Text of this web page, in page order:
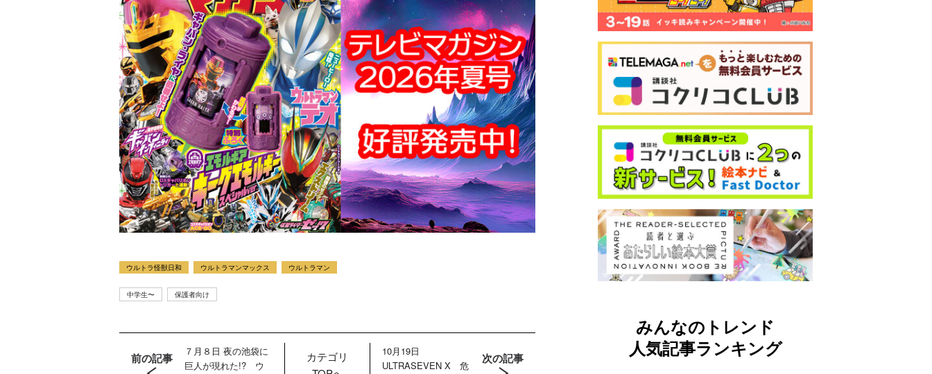
ウルトラ怪獣日和 ウルトラマンマックス ウルトラマン
中学生〜 保護者向け
前の記事
７月８日 夜の池袋に
巨人が現れた!? ウ
カテゴリ
10月19日
ULTRASEVEN X 危
次の記事
みんなのトレンド
人気記事ランキング